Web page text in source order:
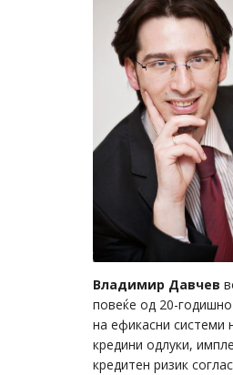
Владимир Давчев
повеќе од 20-
на ефикасни системи
кредини одлуки,
кредитен ризик